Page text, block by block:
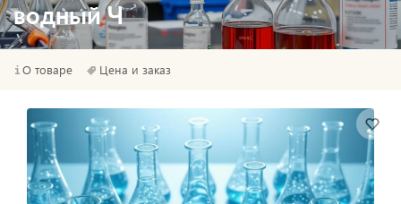
водный Ч
О товаре Цена и заказ